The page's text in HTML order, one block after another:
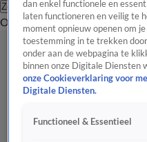
Zoeken
OverzichtRegioUitzendingen
dan enkel functionele en
laten functioneren en veilig te
moment opnieuw openen om
toestemming in te trekken
onder aan de webpagina te
binnen onze Digitale Diensten
onze Cookieverklaring voor
Digitale Diensten.
Functioneel & Essentieel